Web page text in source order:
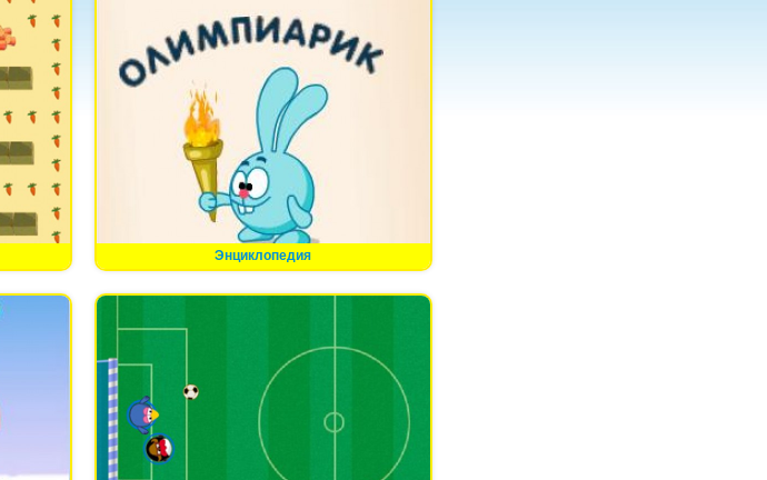
Энциклопедия